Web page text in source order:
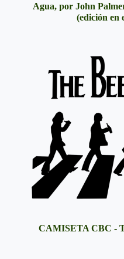
Agua, por John
(edición en
CAMISETA CBC -